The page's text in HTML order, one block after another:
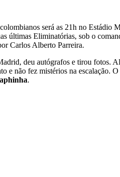
será as 21h no Estádio
últimas Eliminatórias, sob o
Carlos Alberto Parreira.
deu autógrafos e tirou fotos.
e não fez mistérios na escalação.
.